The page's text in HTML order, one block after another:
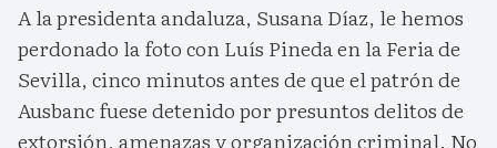
A la presidenta andaluza, Susana Díaz, le hemos
perdonado la foto con Luís Pineda en la Feria de
Sevilla, cinco minutos antes de que el patrón de
Ausbanc fuese detenido por presuntos delitos de
extorsión, amenazas y organización criminal. No